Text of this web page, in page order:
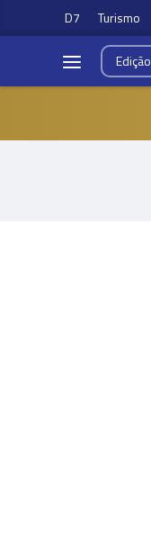
D7 Turismo
Edição